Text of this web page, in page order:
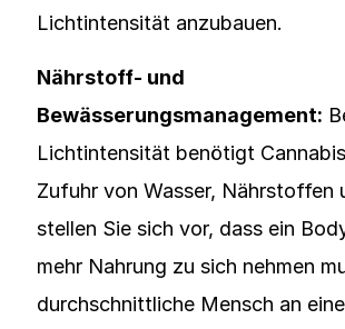
Lichtintensität anzubauen.
Nährstoff- und
Bewässerungsmanagement:
Lichtintensität benötigt
Zufuhr von Wasser, Nährstoffen
stellen Sie sich vor, dass ein
mehr Nahrung zu sich nehmen
durchschnittliche Mensch an